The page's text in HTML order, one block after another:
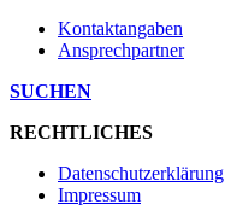
Kontaktangaben
Ansprechpartner
SUCHEN
RECHTLICHES
Datenschutzerklärung
Impressum